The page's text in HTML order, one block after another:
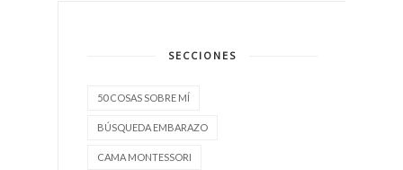
SECCIONES
50 COSAS SOBRE MÍ
BÚSQUEDA EMBARAZO
CAMA MONTESSORI